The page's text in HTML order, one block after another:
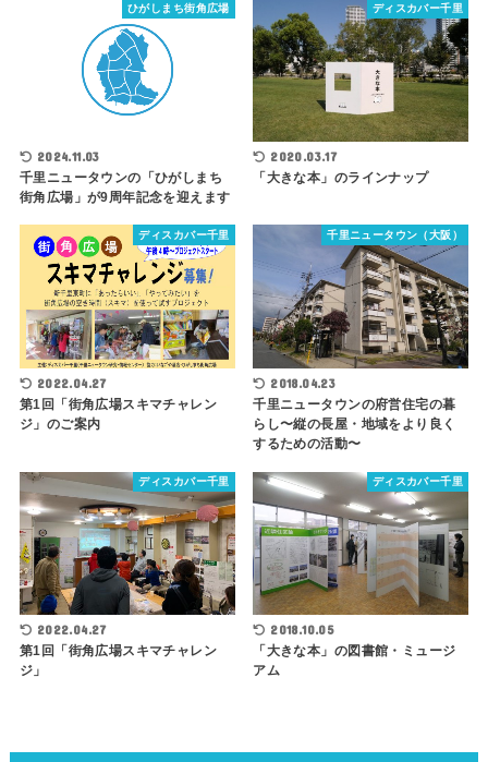
ひがしまち街角広場
2024.11.03
千里ニュータウンの「ひがしまち
街角広場」が9周年記念を迎えます
ディスカバー千里
2020.03.17
「大きな本」のラインナップ
ディスカバー千里
2022.04.27
第1回「街角広場スキマチャレン
ジ」のご案内
千里ニュータウン（大阪）
2018.04.23
千里ニュータウンの府営住宅の暮
らし〜縦の長屋・地域をより良く
するための活動〜
ディスカバー千里
2022.04.27
第1回「街角広場スキマチャレン
ジ」
ディスカバー千里
2018.10.05
「大きな本」の図書館・ミュージ
アム